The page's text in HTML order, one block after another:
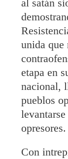
al satán
unida que
etapa en
nacional,
pueblos
opresores.
Con